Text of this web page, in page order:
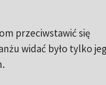
przeciwstawić się
widać było tylko